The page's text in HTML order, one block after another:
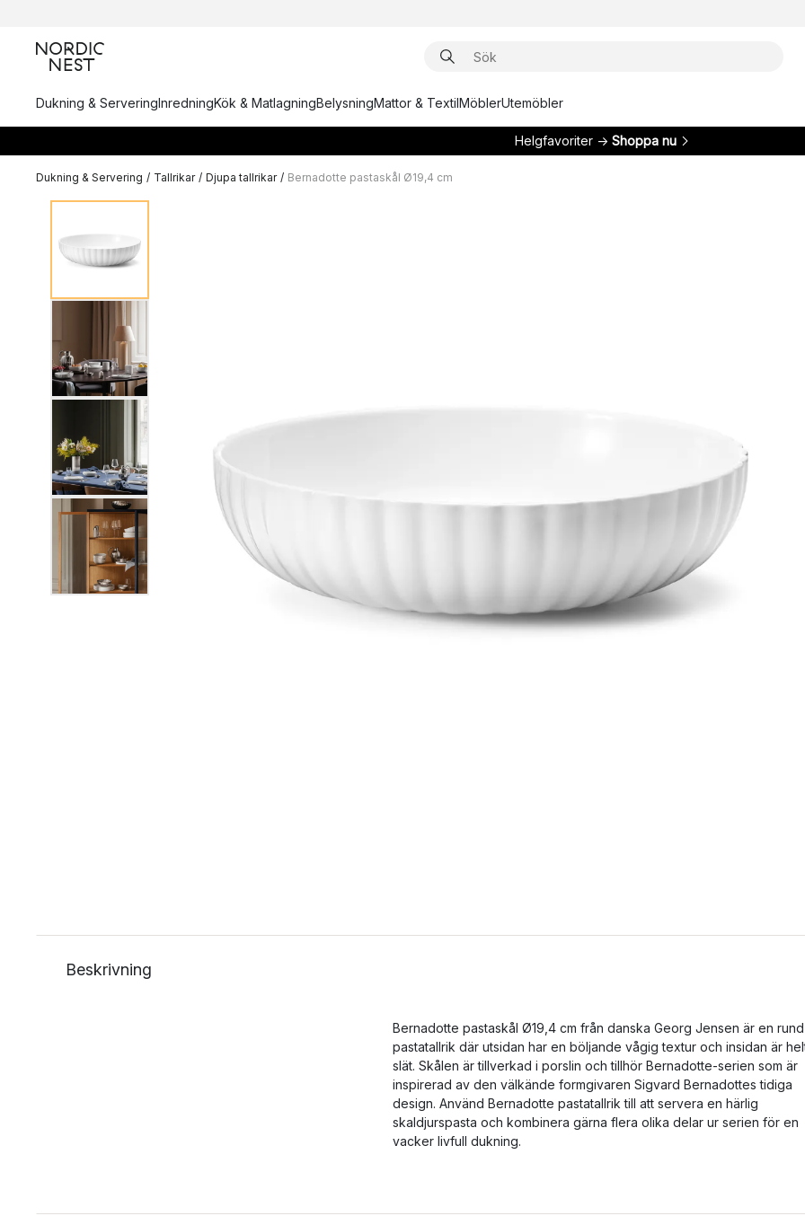
Dukning & ServeringInredningKök & MatlagningBelysningMattor & TextilMöblerUtemöbler
Helgfavoriter → Shoppa nu
Dukning & Servering / Tallrikar / Djupa tallrikar / Bernadotte pastaskål Ø19,4 cm
Beskrivning
Bernadotte pastaskål Ø19,4 cm från danska Georg Jensen är en rund
pastatallrik där utsidan har en böljande vågig textur och insidan är
slät. Skålen är tillverkad i porslin och tillhör Bernadotte-serien som är
inspirerad av den välkände formgivaren Sigvard Bernadottes tidiga
design. Använd Bernadotte pastatallrik till att servera en härlig
skaldjurspasta och kombinera gärna flera olika delar ur serien för en
vacker livfull dukning.